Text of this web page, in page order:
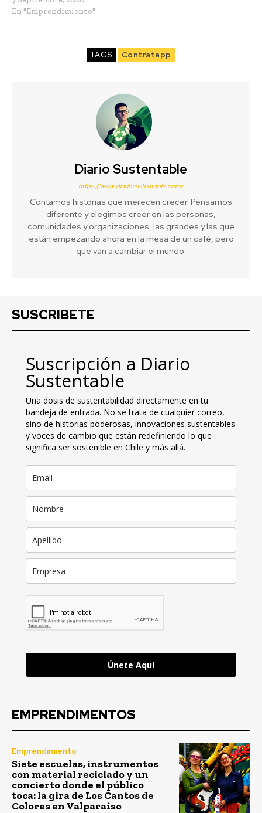
En "Emprendimiento"
TAGS Contratapp
Diario Sustentable
https://www.diariosustentable.com/
Contamos historias que merecen crecer. Pensamos
diferente y elegimos creer en las personas,
comunidades y organizaciones, las grandes y las que
están empezando ahora en la mesa de un café, pero
que van a cambiar el mundo.
SUSCRIBETE
Suscripción a Diario
Sustentable
Una dosis de sustentabilidad directamente en tu
bandeja de entrada. No se trata de cualquier correo,
sino de historias poderosas, innovaciones sustentables
y voces de cambio que están redefiniendo lo que
significa ser sostenible en Chile y más allá.
Únete Aquí
EMPRENDIMENTOS
Emprendimiento
Siete escuelas, instrumentos
con material reciclado y un
concierto donde el público
toca: la gira de Los Cantos de
Colores en Valparaíso